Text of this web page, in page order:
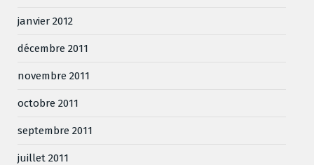
janvier 2012
décembre 2011
novembre 2011
octobre 2011
septembre 2011
juillet 2011